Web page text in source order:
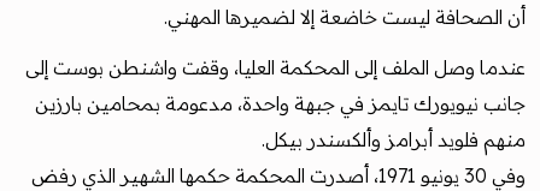
أن الصحافة ليست خاضعة إلا لضميرها المهني.
عندما وصل الملف إلى المحكمة العليا، وقفت واشنطن بوست إلى
جانب نيويورك تايمز في جبهة واحدة، مدعومة بمحامين بارزين
منهم فلويد أبرامز وألكسندر بيكل.
وفي 30 يونيو 1971، أصدرت المحكمة حكمها الشهير الذي رفض